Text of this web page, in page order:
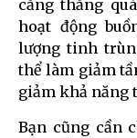
căng thẳng
hoạt động
lượng tinh
thể làm giảm
giảm khả năng
Bạn cũng cần